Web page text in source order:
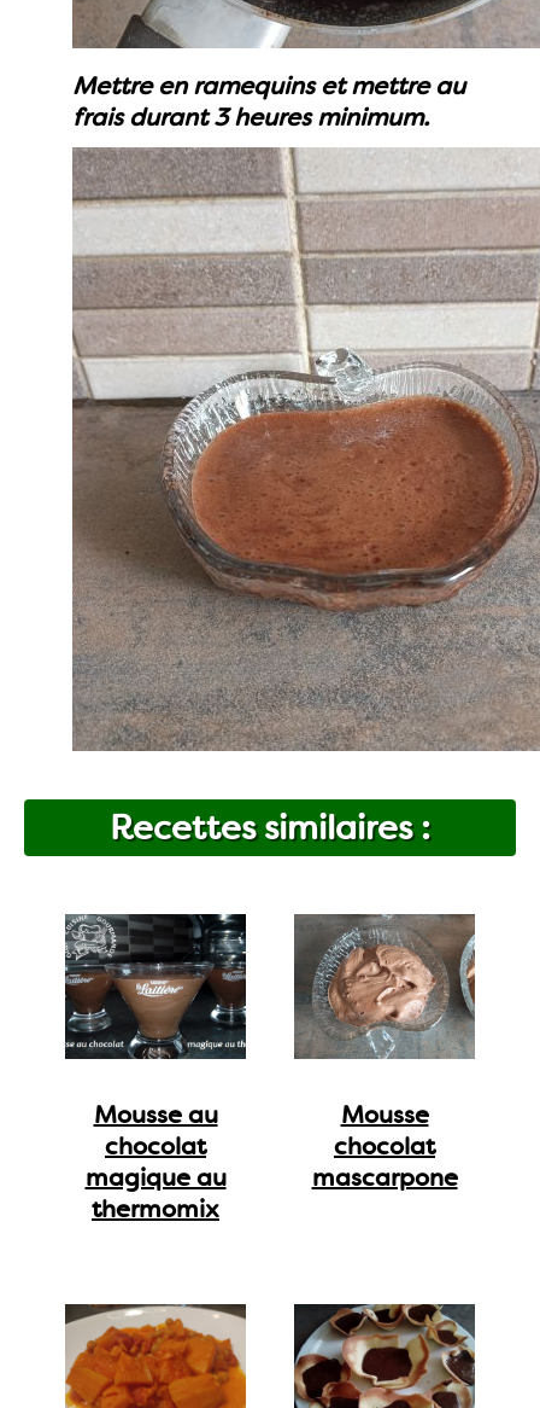
Mettre en ramequins et mettre au
frais durant 3 heures minimum.
Recettes similaires :
Mousse au
chocolat
magique au
thermomix
Mousse
chocolat
mascarpone